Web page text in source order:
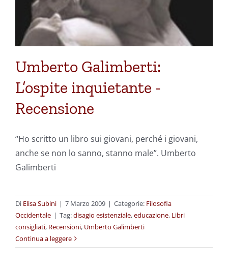
Umberto Galimberti:
L’ospite inquietante -
Recensione
“Ho scritto un libro sui giovani, perché i giovani,
anche se non lo sanno, stanno male”. Umberto
Galimberti
Di Elisa Subini | 7 Marzo 2009 | Categorie: Filosofia
Occidentale | Tag:disagio esistenziale,educazione, Libri
consigliati, Recensioni, Umberto Galimberti
Continua a leggere